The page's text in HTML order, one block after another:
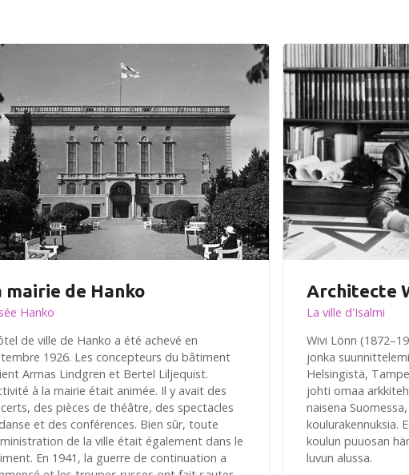
mairie de Hanko
Hanko
de ville de Hanko a été achevé en
1926. Les concepteurs du bâtiment
Armas Lindgren et Bertel Liljequist.
à la mairie était animée. Il y avait des
des pièces de théâtre, des spectacles
et des conférences. Bien sûr, toute
de la ville était également dans le
En 1941, la guerre de continuation a
Architecte
La ville d'Isalmi
Wivi Lönn
jonka
Helsingistä,
johti omaa
naisena
koulurakennuksia.
koulun puuosan
luvun alussa.